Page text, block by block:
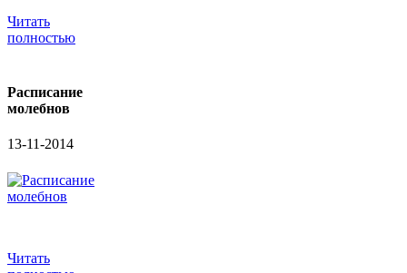
Читать
полностью
Расписание
молебнов
13-11-2014
Читать